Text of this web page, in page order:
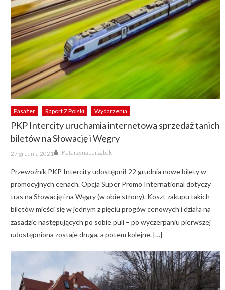
Pasażer Raport Z Polski Wydarzenia
PKP Intercity uruchamia internetową sprzedaż tanich
biletów na Słowację i Węgry
Posted
on
27 grudnia 2021 Author
Katarzyna Jarząbek
Przewoźnik PKP Intercity udostępnił 22 grudnia nowe bilety w
promocyjnych cenach. Opcja Super Promo International dotyczy
tras na Słowację i na Węgry (w obie strony). Koszt zakupu takich
biletów mieści się w jednym z pięciu progów cenowych i działa na
zasadzie następujących po sobie puli – po wyczerpaniu pierwszej
udostępniona zostaje druga, a potem kolejne. […]